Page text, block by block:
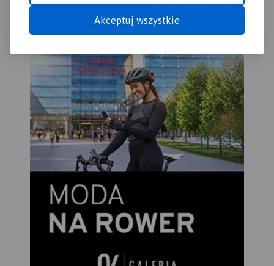
Akceptuj wszystkie